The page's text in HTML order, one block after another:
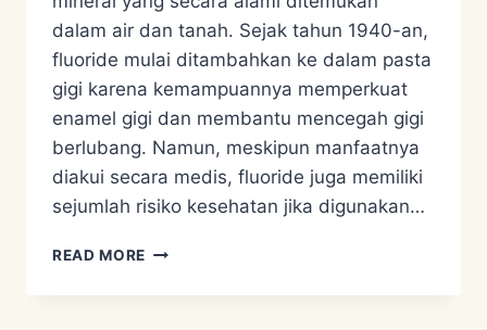
dalam air dan tanah. Sejak tahun 1940-an,
fluoride mulai ditambahkan ke dalam pasta
gigi karena kemampuannya memperkuat
enamel gigi dan membantu mencegah gigi
berlubang. Namun, meskipun manfaatnya
diakui secara medis, fluoride juga memiliki
sejumlah risiko kesehatan jika digunakan…
READ MORE MENGAPA
GIGI